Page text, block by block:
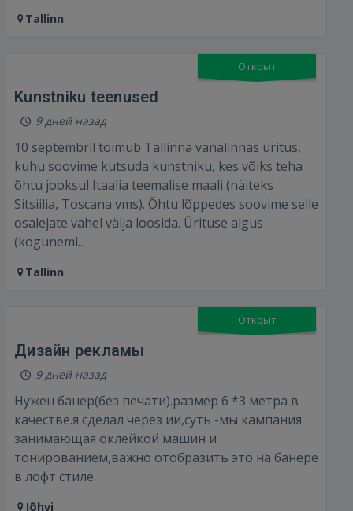
Войти
Tallinn
Открыт
Kunstniku teenused
9 дней назад
10 septembril toimub Tallinna vanalinnas üritus,
kuhu soovime kutsuda kunstniku, kes võiks teha
õhtu jooksul Itaalia teemalise maali (näiteks
Sitsiilia, Toscana vms). Õhtu lõppedes soovime selle
osalejate vahel välja loosida. Ürituse algus
(kogunemi...
Tallinn
Открыт
Дизайн рекламы
9 дней назад
Нужен банер(без печати).размер 6 *3 метра в
качестве.я сделал через ии,суть -мы кампания
занимающая оклейкой машин и
тонированием,важно отобразить это на банере
в лофт стиле.
Jõhvi